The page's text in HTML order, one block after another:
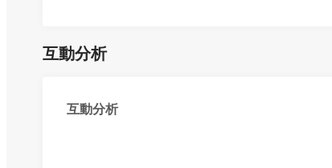
互動分析
互動分析